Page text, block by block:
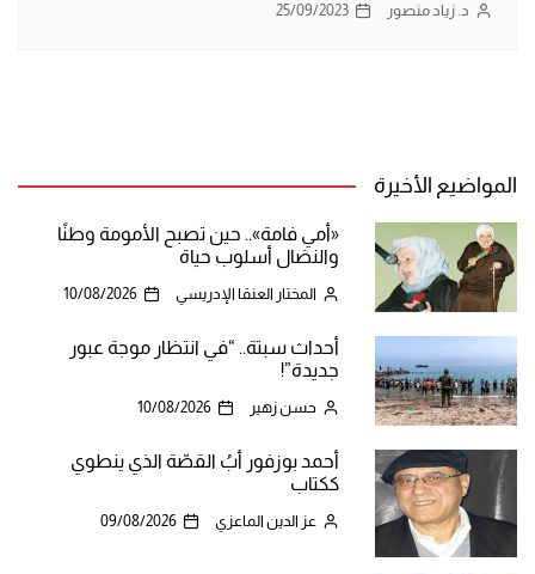
د. زياد منصور 25/09/2023
المواضيع الأخيرة
«أمي فامة».. حين تصبح الأمومة وطنًا
والنضال أسلوب حياة
المختار العنقا الإدريسي 10/08/2026
أحداث سبتة.. “في انتظار موجة عبور
جديدة”!
حسن زهير 10/08/2026
أحمد بوزفور أبُ القصّة الذي ينطوي
ككتاب
عز الدين الماعزي 09/08/2026